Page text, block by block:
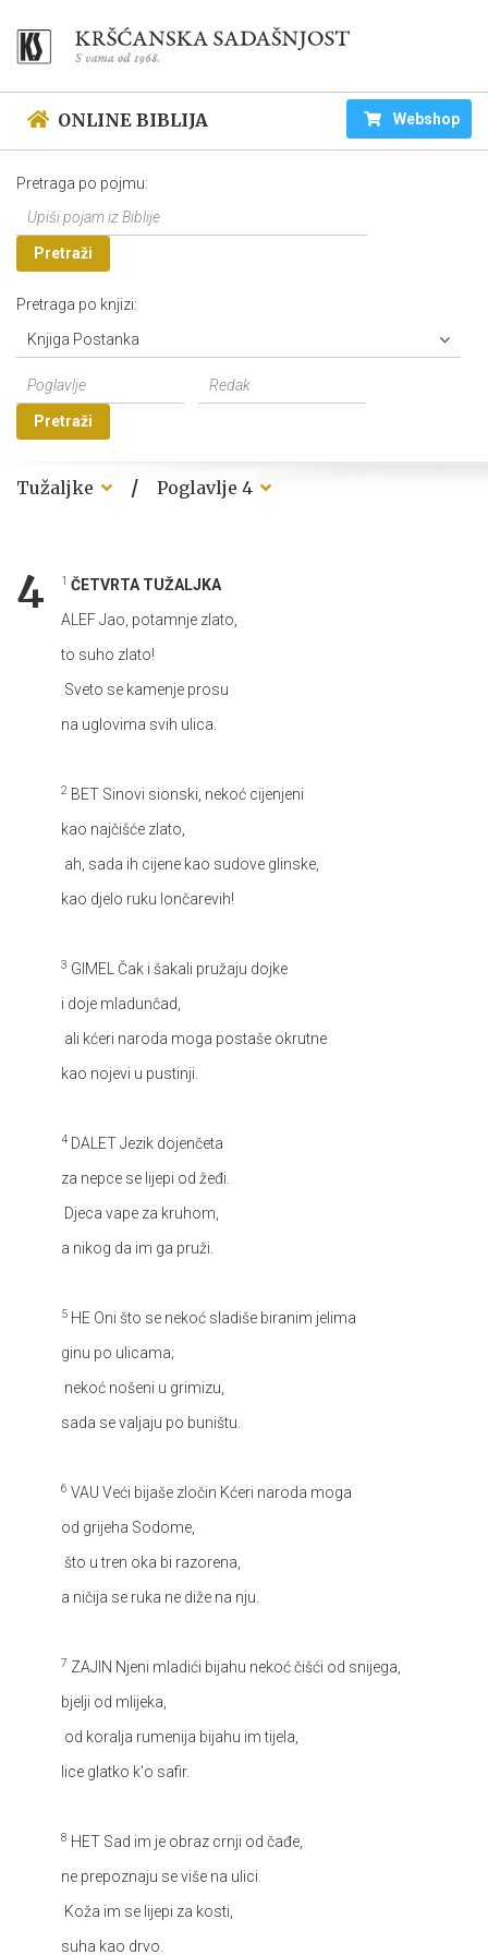
ONLINE BIBLIJA Webshop
Pretraga po pojmu:
Pretraži
Pretraga po knjizi:
Knjiga Postanka
Pretraži
Tužaljke / Poglavlje 4
4 1 ČETVRTA TUŽALJKA
ALEFJao, potamnje zlato,
to suho zlato!
Sveto se kamenje prosu
na uglovima svih ulica.
2 BET Sinovi sionski, nekoć cijenjeni
kao najčišće zlato,
ah, sada ih cijene kao sudove glinske,
kao djelo ruku lončarevih!
3 GIMEL
Čak i šakali pružaju dojke
i doje mladunčad,
ali kćeri naroda moga postaše okrutne
kao nojevi u pustinji.
4 DALETJezik dojenčeta
za nepce se lijepi od žeđi.
Djeca vape za kruhom,
a nikog da im ga pruži.
5 HE Oni što se nekoć sladiše biranim jelima
ginu po ulicama;
nekoć nošeni u grimizu,
sada se valjaju po buništu.
6 VAU Veći bijaše zločin Kćeri naroda moga
od grijeha Sodome,
što u tren oka bi razorena,
a ničija se ruka ne diže na nju.
7 ZAJIN Njeni mladići bijahu nekoć čišći od snijega,
bjelji od mlijeka,
od koralja rumenija bijahu im tijela,
lice glatko k'o safir.
8 HET Sad im je obraz crnji od čađe,
ne prepoznaju se više na ulici.
Koža im se lijepi za kosti,
suha kao drvo.